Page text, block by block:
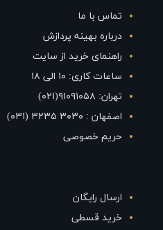
تماس با ما
درباره بهینه پردازش
راهنمای خرید از سایت
ساعات کاری: ۱۰ الی ۱۸
تهران: ۹۱۰۹۱۰۵۸(۰۲۱)
اصفهان : ۳۰۳۰ ۳۲۳۵ (۰۳۱)
حریم خصوصی
ارسال رایگان
خرید قسطی